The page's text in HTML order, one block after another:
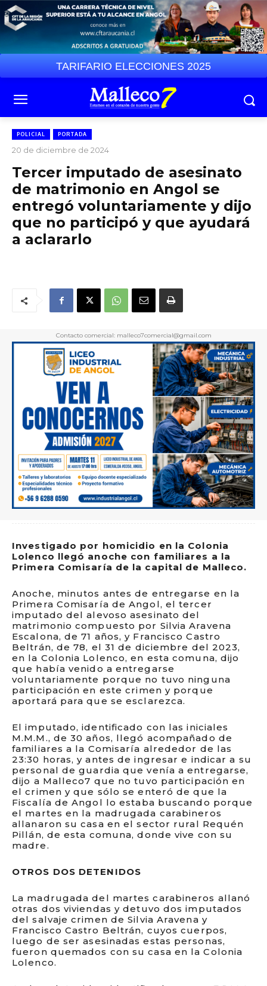
TARIFARIO ELECCIONES 2025
POLICIAL PORTADA
20 de diciembre de 2024
Tercer imputado de asesinato
de matrimonio en Angol se
entregó voluntariamente y dijo
que no participó y que ayudará
a aclararlo
Contacto comercial: malleco7comercial@gmail.com
Investigado por homicidio en la Colonia
Lolenco llegó anoche con familiares a la
Primera Comisaría de la capital de Malleco.
Anoche, minutos antes de entregarse en la
Primera Comisaría de Angol, el tercer
imputado del alevoso asesinato del
matrimonio compuesto por Silvia Aravena
Escalona, de 71 años, y Francisco Castro
Beltrán, de 78, el 31 de diciembre del 2023,
en la Colonia Lolenco, en esta comuna, dijo
que había venido a entregarse
voluntariamente porque no tuvo ninguna
participación en este crimen y porque
aportará para que se esclarezca.
El imputado, identificado con las iniciales
M.M.M., de 30 años, llegó acompañado de
familiares a la Comisaría alrededor de las
23:30 horas, y antes de ingresar e indicar a su
personal de guardia que venía a entregarse,
dijo a Malleco7 que no tuvo participación en
el crimen y que sólo se enteró de que la
Fiscalía de Angol lo estaba buscando porque
el martes en la madrugada carabineros
allanaron su casa en el sector rural Requén
Pillán, de esta comuna, donde vive con su
madre.
OTROS DOS DETENIDOS
La madrugada del martes carabineros allanó
otras dos viviendas y detuvo dos imputados
del salvaje crimen de Silvia Aravena y
Francisco Castro Beltrán, cuyos cuerpos,
luego de ser asesinadas estas personas,
fueron quemados con su casa en la Colonia
Lolenco.